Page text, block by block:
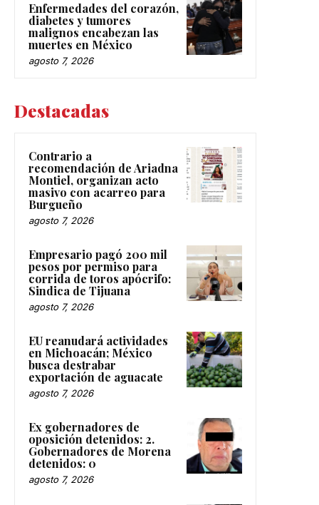
Enfermedades del corazón,
diabetes y tumores
malignos encabezan las
muertes en México
agosto 7, 2026
Destacadas
Contrario a
recomendación de Ariadna
Montiel, organizan acto
masivo con acarreo para
Burgueño
agosto 7, 2026
Empresario pagó 200 mil
pesos por permiso para
corrida de toros apócrifo:
Sindica de Tijuana
agosto 7, 2026
EU reanudará actividades
en Michoacán; México
busca destrabar
exportación de aguacate
agosto 7, 2026
Ex gobernadores de
oposición detenidos: 2.
Gobernadores de Morena
detenidos: 0
agosto 7, 2026